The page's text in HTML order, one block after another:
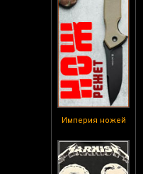
Империя ножей